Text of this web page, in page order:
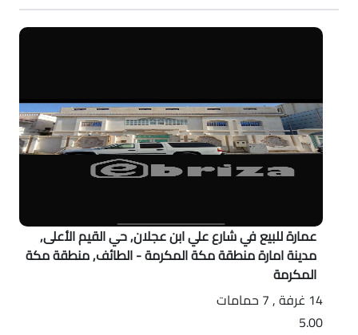
عمارة للبيع في شارع علي ابن عجلان, حي القيم الأعلى,
مدينة امارة منطقة مكة المكرمة - الطائف, منطقة مكة
المكرمة
14 غرفة , 7 حمامات
5.00